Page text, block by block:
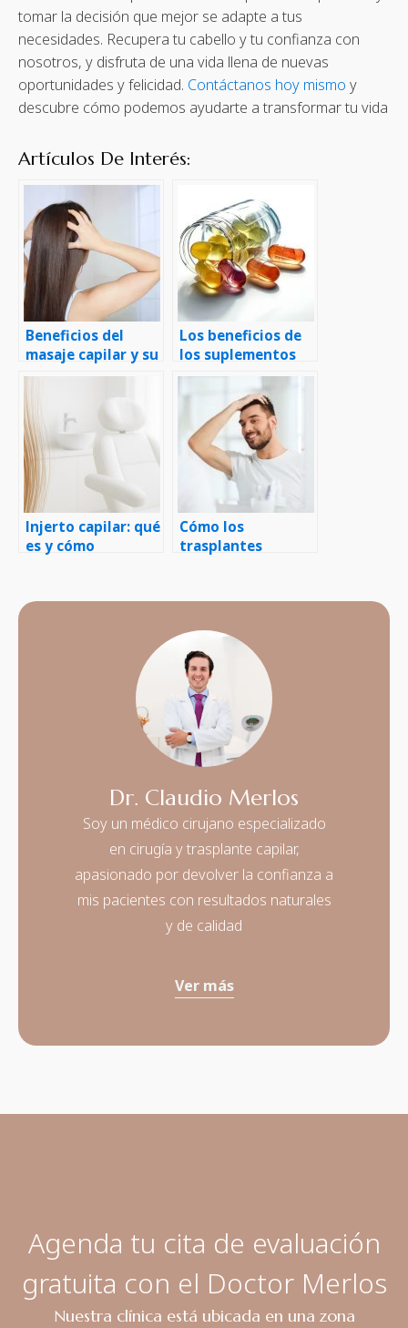
tomar la decisión que mejor se adapte a tus
necesidades. Recupera tu cabello y tu confianza con
nosotros, y disfruta de una vida llena de nuevas
oportunidades y felicidad. Contáctanos hoy mismo y
descubre cómo podemos ayudarte a transformar tu vida
Artículos De Interés:
Beneficios del
masaje capilar y su
estimulación en el
cabello
Los beneficios de
los suplementos
vitamínicos para la
salud capilar
Injerto capilar: qué
es y cómo
Cómo los
trasplantes
apariencia facial
Dr. Claudio Merlos
Soy un médico cirujano especializado
en cirugía y trasplante capilar,
apasionado por devolver la confianza a
mis pacientes con resultados naturales
y de calidad
Ver más
Agenda tu cita de evaluación
gratuita con el Doctor Merlos
Nuestra clínica está ubicada en una zona